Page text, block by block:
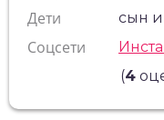
Дети сын
Соцсети
(4